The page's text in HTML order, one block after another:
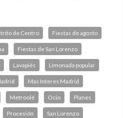
de Centro Fiestas de agosto
Fiestas de San Lorenzo
Lavapiés Limonada popular
Mas Interes Madrid
Metroolé Ocio Planes
Procesión San Lorenzo